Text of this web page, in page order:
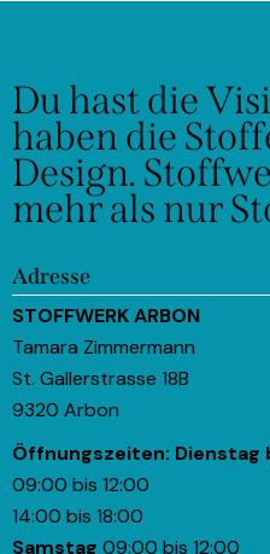
Du hast die
haben die
Design.
mehr als nur
Adresse
STOFFWERK ARBON
Tamara Zimmermann
St. Gallerstrasse 18B
9320 Arbon
Öffnungszeiten: Dienstag
09:00 bis 12:00
14:00 bis 18:00
Samstag 09:00 bis 12:00